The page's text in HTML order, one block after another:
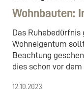
Wohnbauten:
Das Ruhebedürfnis
Wohneigentum
Beachtung
dies schon vor
12.10.2023